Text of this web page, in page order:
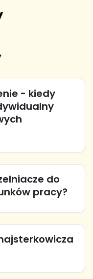
- kiedy
do
pracy?